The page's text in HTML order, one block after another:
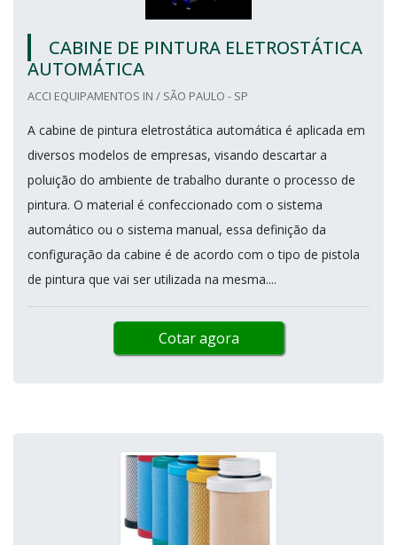
CABINE DE PINTURA ELETROSTÁTICA
AUTOMÁTICA
ACCI EQUIPAMENTOS IN / SÃO PAULO - SP
A cabine de pintura eletrostática automática é aplicada em
diversos modelos de empresas, visando descartar a
poluição do ambiente de trabalho durante o processo de
pintura. O material é confeccionado com o sistema
automático ou o sistema manual, essa definição da
configuração da cabine é de acordo com o tipo de pistola
de pintura que vai ser utilizada na mesma....
Cotar agora